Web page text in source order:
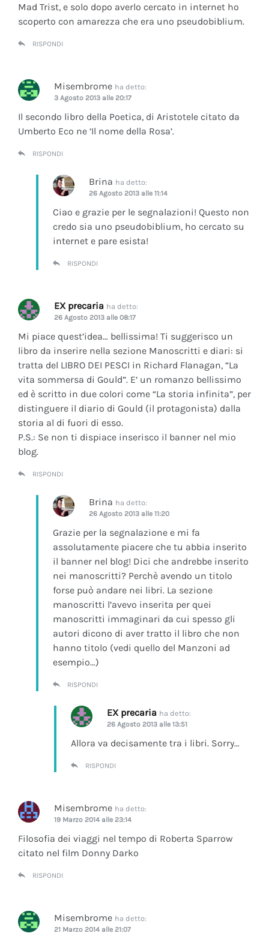
Mad Trist, e solo dopo averlo cercato in internet ho
scoperto con amarezza che era uno pseudobiblium.
RISPONDI
Misembrome ha detto:
3 Agosto 2013 alle 20:17
Il secondo libro della Poetica, di Aristotele citato da
Umberto Eco ne ‘Il nome della Rosa’.
RISPONDI
Brina ha detto:
26 Agosto 2013 alle 11:14
Ciao e grazie per le segnalazioni! Questo non
credo sia uno pseudobiblium, ho cercato su
internet e pare esista!
RISPONDI
EX precaria ha detto:
26 Agosto 2013 alle 08:17
Mi piace quest’idea… bellissima! Ti suggerisco un
libro da inserire nella sezione Manoscritti e diari: si
tratta del LIBRO DEI PESCI in Richard Flanagan, “La
vita sommersa di Gould”. E’ un romanzo bellissimo
ed è scritto in due colori come “La storia infinita”, per
distinguere il diario di Gould (il protagonista) dalla
storia al di fuori di esso.
P.S.: Se non ti dispiace inserisco il banner nel mio
blog.
RISPONDI
Brina ha detto:
26 Agosto 2013 alle 11:20
Grazie per la segnalazione e mi fa
assolutamente piacere che tu abbia inserito
il banner nel blog! Dici che andrebbe inserito
nei manoscritti? Perchè avendo un titolo
forse può andare nei libri. La sezione
manoscritti l’avevo inserita per quei
manoscritti immaginari da cui spesso gli
autori dicono di aver tratto il libro che non
hanno titolo (vedi quello del Manzoni ad
esempio…)
RISPONDI
EX precaria ha detto:
26 Agosto 2013 alle 13:51
Allora va decisamente tra i libri. Sorry…
RISPONDI
Misembrome ha detto:
19 Marzo 2014 alle 23:14
Filosofia dei viaggi nel tempo di Roberta Sparrow
citato nel film Donny Darko
RISPONDI
Misembrome ha detto:
21 Marzo 2014 alle 21:07